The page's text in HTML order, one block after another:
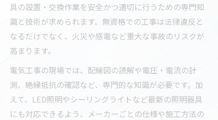
具の設置・交換作業を安全かつ適切に行うための専門知
識と技術が求められます。無資格での工事は法律違反と
なるだけでなく、火災や感電など重大な事故のリスクが
高まります。
電気工事の現場では、配線図の読解や電圧・電流の計
測、絶縁抵抗の確認など、専門的な知識が必要です。加
えて、LED照明やシーリングライトなど最新の照明器具
にも対応できるよう、メーカーごとの仕様や施工方法の